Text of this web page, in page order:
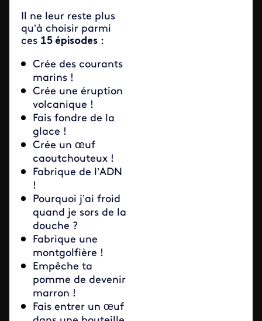
Il ne leur reste plus
qu’à choisir parmi
ces 15 épisodes :
Crée des courants
marins !
Crée une éruption
volcanique !
Fais fondre de la
glace !
Crée un œuf
caoutchouteux !
Fabrique de l’ADN
!
Pourquoi j’ai froid
quand je sors de la
douche ?
Fabrique une
montgolfière !
Empêche ta
pomme de devenir
marron !
Fais entrer un œuf